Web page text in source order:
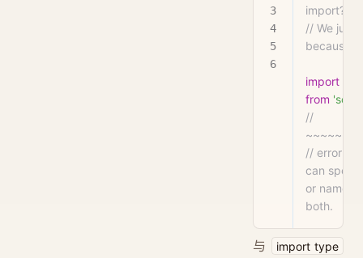
import?
// We just
because
import
from
//
// error! A
can
or named
both.
与 import type